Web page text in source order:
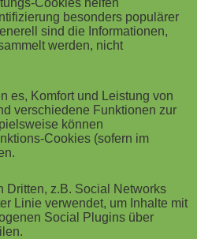
2025 - Im Mittelpunkt von
das neue
Es ermöglicht ein
mit klaren Regeln
und den gezielten
zur Verlängerung von
oder manuell, je nach
im gesamten
Cookies helfen
besonders populärer
sind die Informationen,
werden, nicht
es, Komfort und Leistung von
verschiedene Funktionen zur
können
Cookies (sofern im
Dritten, z.B. Social Networks
Linie verwendet, um Inhalte mit
Social Plugins über